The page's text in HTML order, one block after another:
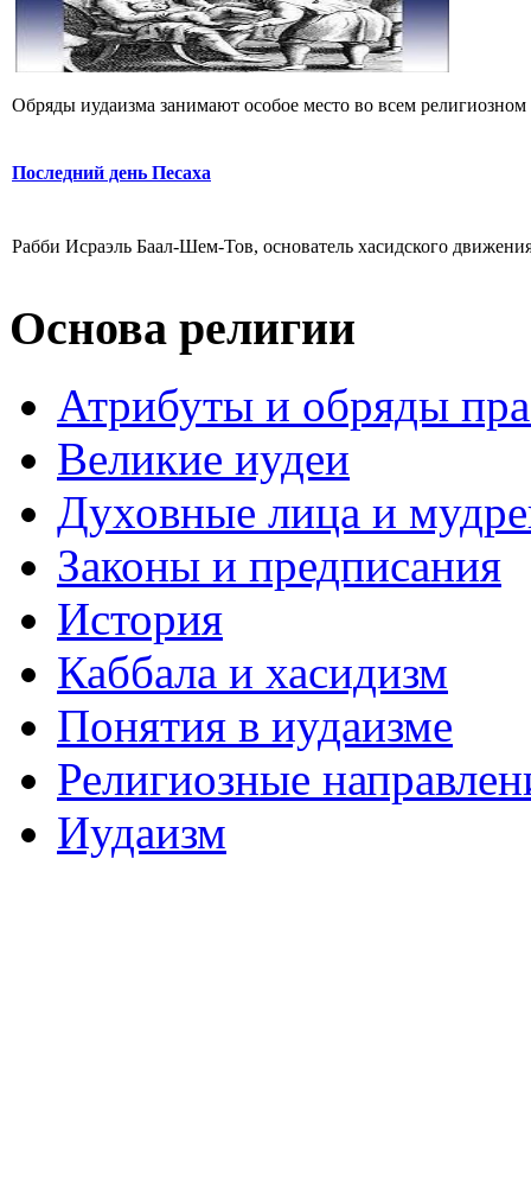
Обряды иудаизма занимают особое место во всем
Последний день Песаха
Рабби Исраэль Баал-Шем-Тов, основатель хасидского
Основа религии
Атрибуты и обряды
Великие иудеи
Духовные лица и
Законы и предписания
История
Каббала и хасидизм
Понятия в иудаизме
Религиозные
Иудаизм